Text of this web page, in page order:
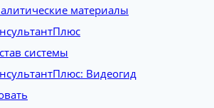
материалы
системы
Видеогид